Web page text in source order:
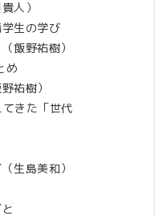
人）
学生の学び
）
め
）
きた「世代
美和）